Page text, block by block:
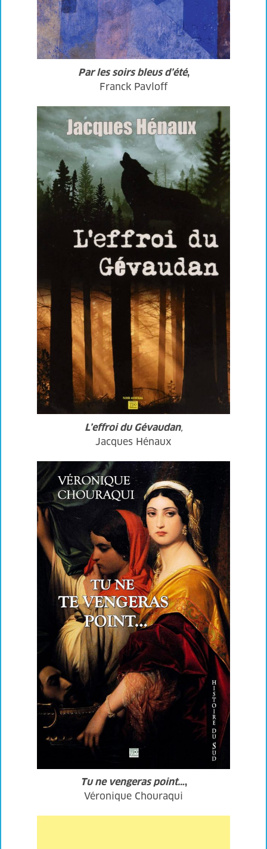
Par les soirs bleus d’été,
Franck Pavloff
L’effroi du Gévaudan,
Jacques Hénaux
Tu ne vengeras point…,
Véronique Chouraqui